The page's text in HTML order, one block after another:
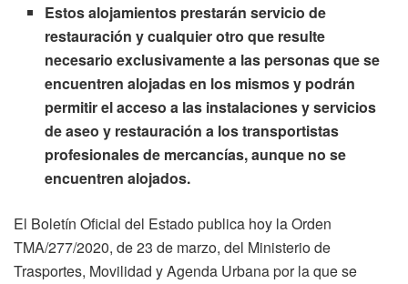
Estos alojamientos prestarán servicio de
restauración y cualquier otro que resulte
necesario exclusivamente a las personas que se
encuentren alojadas en los mismos y podrán
permitir el acceso a las instalaciones y servicios
de aseo y restauración a los transportistas
profesionales de mercancías, aunque no se
encuentren alojados.
El Boletín Oficial del Estado publica hoy la Orden
TMA/277/2020, de 23 de marzo, del Ministerio de
Trasportes, Movilidad y Agenda Urbana por la que se